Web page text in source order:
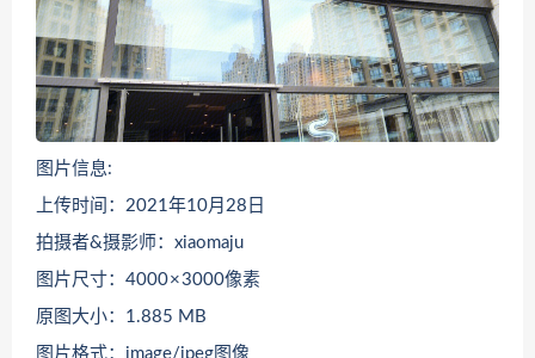
图片信息:
上传时间：2021年10月28日
拍摄者&摄影师：xiaomaju
图片尺寸：4000 × 3000像素
原图大小：1.885 MB
图片格式：image/jpeg图像